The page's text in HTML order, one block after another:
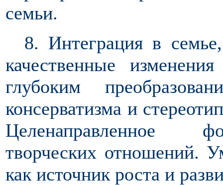
семьи.
8. Интеграция в
качественные
глубоким
консерватизма и
Целенаправленное
творческих отношений.
как источник роста и